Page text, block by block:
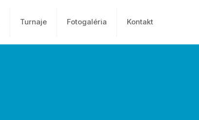
Turnaje Fotogaléria Kontakt